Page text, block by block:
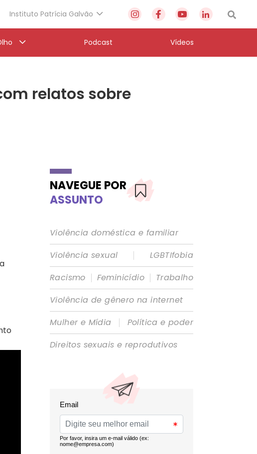
Instituto Patrícia Galvão
Podcast Vídeos
relatos sobre
NAVEGUE POR
ASSUNTO
Violência doméstica e familiar
Violência sexual
|
LGBTIfobia
Racismo | Feminicídio | Trabalho
Violência de gênero na internet
Mulher e Mídia
|
Política e poder
Direitos sexuais e reprodutivos